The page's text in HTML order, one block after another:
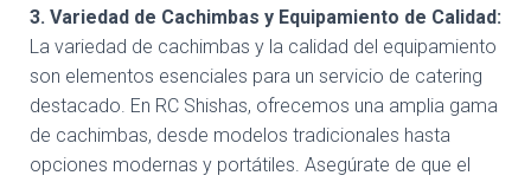
3. Variedad de Cachimbas y Equipamiento de Calidad:
La variedad de cachimbas y la calidad del equipamiento
son elementos esenciales para un servicio de catering
destacado. En RC Shishas, ofrecemos una amplia gama
de cachimbas, desde modelos tradicionales hasta
opciones modernas y portátiles. Asegúrate de que el